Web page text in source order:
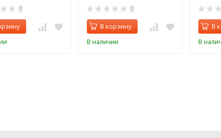
0 0
В корзину
В наличии
В
В